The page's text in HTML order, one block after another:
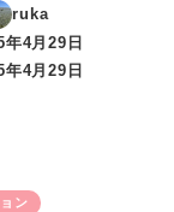
ruka
年4月29日
年4月29日
ン